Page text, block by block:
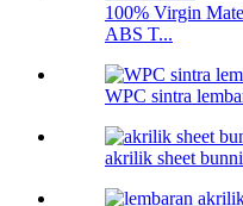
100% Virgin
ABS T...
WPC sintra
akrilik sheet